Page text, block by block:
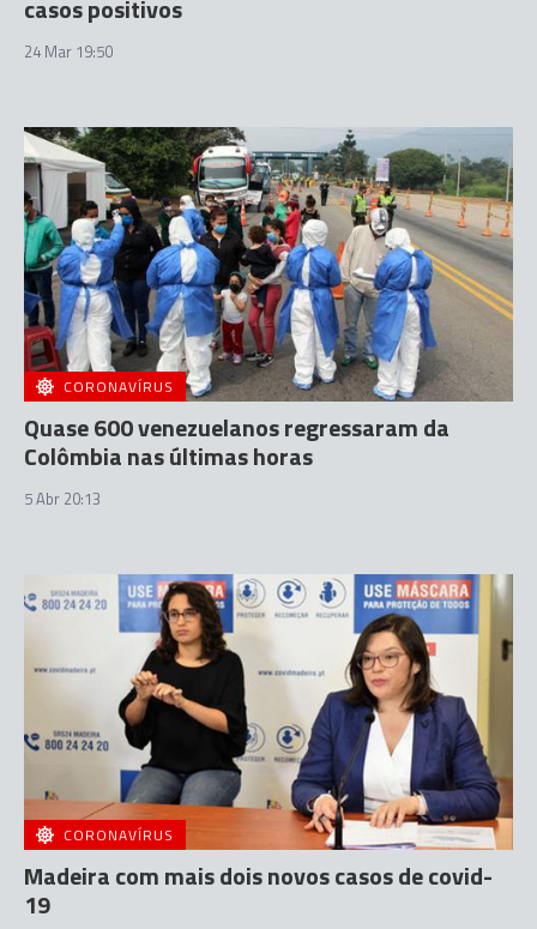
casos positivos
24 Mar 19:50
CORONAVÍRUS
Quase 600 venezuelanos regressaram da
Colômbia nas últimas horas
5 Abr 20:13
CORONAVÍRUS
Madeira com mais dois novos casos de covid-
19